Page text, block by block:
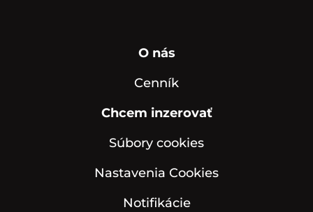
O nás
Cenník
Chcem inzerovať
Súbory cookies
Nastavenia Cookies
Notifikácie